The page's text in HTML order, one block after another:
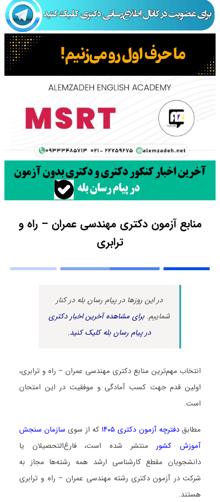
منابع آزمون دکتری مهندسی عمران – راه و
ترابری
در این روزها در پیام رسان بله در کنار
شماییم.برای مشاهده آخرین اخبار دکتری
در پیام رسان بله کلیک کنید.
انتخاب مهم‌ترین منابع دکتری مهندسی عمران – راه و ترابری،
اولین قدم جهت کسب آمادگی و موفقیت در این امتحان
است.
مطابقدفترچه آزمون دکتری ۱۴۰۵ که از سوی سازمان سنجش
آموزش کشورمنتشر شده است، فارغ‌التحصیلان یا
دانشجویان مقطع کارشناسی ارشد همه رشته‌ها مجاز به
شرکت در آزمون دکتری رشته مهندسی عمران – راه و ترابری
هستند.